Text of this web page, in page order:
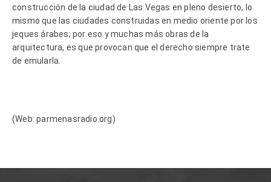
construcción de la ciudad de Las Vegas en pleno desierto, lo
mismo que las ciudades construidas en medio oriente por los
jeques árabes; por eso y muchas más obras de la
arquitectura, es que provocan que el derecho siempre trate
de emularla.
(Web: parmenasradio.org)